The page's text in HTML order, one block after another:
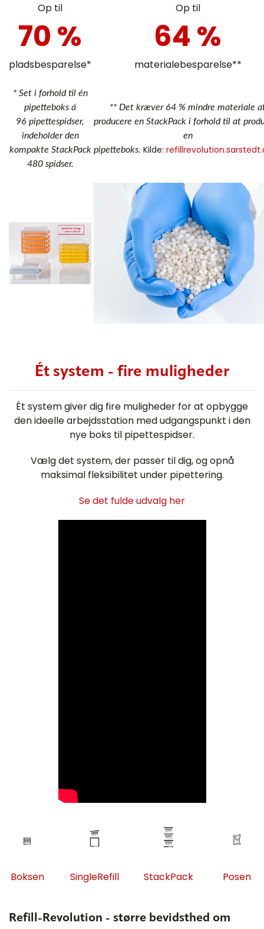
Op til Op til
70 %
pladsbesparelse*
64 %
materialebesparelse**
* Set i forhold til én
pipetteboks á
96 pipettespidser,
indeholder den
kompakte StackPack
480 spidser.
** Det kræver 64 % mindre materiale
producere en StackPack i forhold til at
en
pipetteboks. Kilde:
Ét system - fire muligheder
Ét system giver dig fire muligheder for at opbygge
den ideelle arbejdsstation med udgangspunkt i den
nye boks til pipettespidser.
Vælg det system, der passer til dig, og opnå
maksimal fleksibilitet under pipettering.
Se det fulde udvalg her
Boksen SingleRefill StackPack Posen
Refill-Revolution - større bevidsthed om